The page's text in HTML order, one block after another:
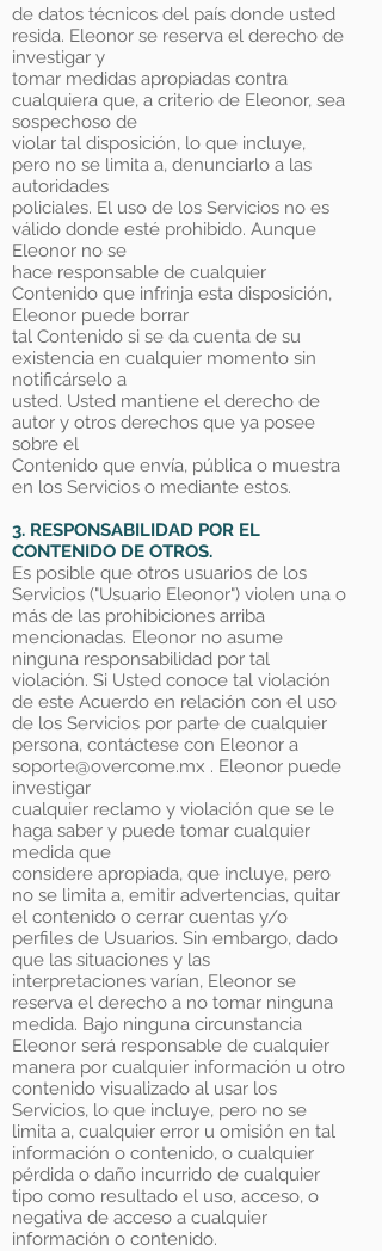
de datos técnicos del país donde usted
resida. Eleonor se reserva el derecho de
investigar y
tomar medidas apropiadas contra
cualquiera que, a criterio de Eleonor, sea
sospechoso de
violar tal disposición, lo que incluye,
pero no se limita a, denunciarlo a las
autoridades
policiales. El uso de los Servicios no es
válido donde esté prohibido. Aunque
Eleonor no se
hace responsable de cualquier
Contenido que infrinja esta disposición,
Eleonor puede borrar
tal Contenido si se da cuenta de su
existencia en cualquier momento sin
notificárselo a
usted. Usted mantiene el derecho de
autor y otros derechos que ya posee
sobre el
Contenido que envía, pública o muestra
en los Servicios o mediante estos.
3. RESPONSABILIDAD POR EL
CONTENIDO DE OTROS.
Es posible que otros usuarios de los
Servicios ("Usuario Eleonor") violen una o
más de las prohibiciones arriba
mencionadas. Eleonor no asume
ninguna responsabilidad por tal
violación. Si Usted conoce tal violación
de este Acuerdo en relación con el uso
de los Servicios por parte de cualquier
persona, contáctese con Eleonor a
soporte@overcome.mx . Eleonor puede
investigar
cualquier reclamo y violación que se le
haga saber y puede tomar cualquier
medida que
considere apropiada, que incluye, pero
no se limita a, emitir advertencias, quitar
el contenido o cerrar cuentas y/o
perfiles de Usuarios. Sin embargo, dado
que las situaciones y las
interpretaciones varían, Eleonor se
reserva el derecho a no tomar ninguna
medida. Bajo ninguna circunstancia
Eleonor será responsable de cualquier
manera por cualquier información u otro
contenido visualizado al usar los
Servicios, lo que incluye, pero no se
limita a, cualquier error u omisión en tal
información o contenido, o cualquier
pérdida o daño incurrido de cualquier
tipo como resultado el uso, acceso, o
negativa de acceso a cualquier
información o contenido.